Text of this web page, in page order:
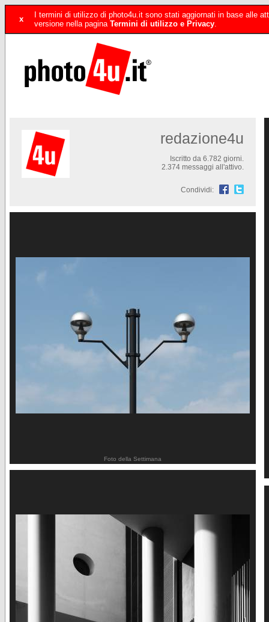
x
I termini di utilizzo di photo4u.it sono stati aggiornati in base alle
versione nella pagina Termini di utilizzo e Privacy.
redazione4u
Iscritto da 6.782 giorni.
2.374 messaggi all'attivo.
Condividi:
Foto della Settimana